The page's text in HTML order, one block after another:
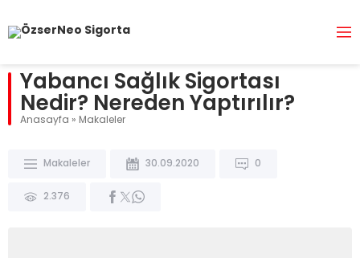
Yabancı Sağlık Sigortası
Nedir? Nereden Yaptırılır?
Anasayfa » Makaleler
Makaleler 30.09.2020 0
2.376